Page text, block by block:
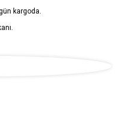
kargoda.